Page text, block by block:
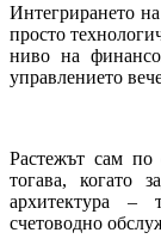
Интегрирането
просто
ниво на
управлението
Растежът сам по
тогава, когато
архитектура –
счетоводно